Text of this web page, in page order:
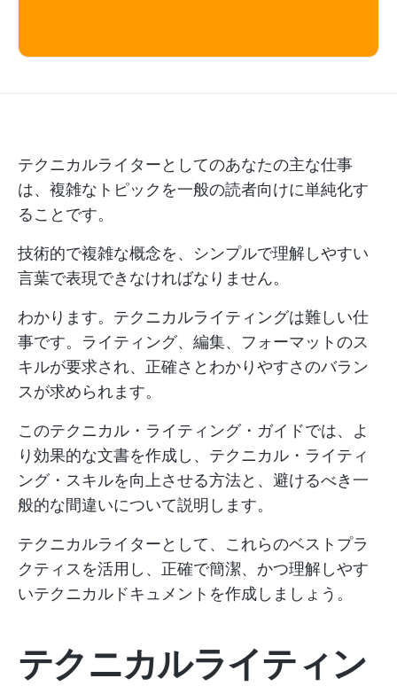
テクニカルライターとしてのあなたの主な仕事
は、複雑なトピックを一般の読者向けに単純化す
ることです。
技術的で複雑な概念を、シンプルで理解しやすい
言葉で表現できなければなりません。
わかります。テクニカルライティングは難しい仕
事です。ライティング、編集、フォーマットのス
キルが要求され、正確さとわかりやすさのバラン
スが求められます。
このテクニカル・ライティング・ガイドでは、よ
り効果的な文書を作成し、テクニカル・ライティ
ング・スキルを向上させる方法と、避けるべき一
般的な間違いについて説明します。
テクニカルライターとして、これらのベストプラ
クティスを活用し、正確で簡潔、かつ理解しやす
いテクニカルドキュメントを作成しましょう。
テクニカルライティン